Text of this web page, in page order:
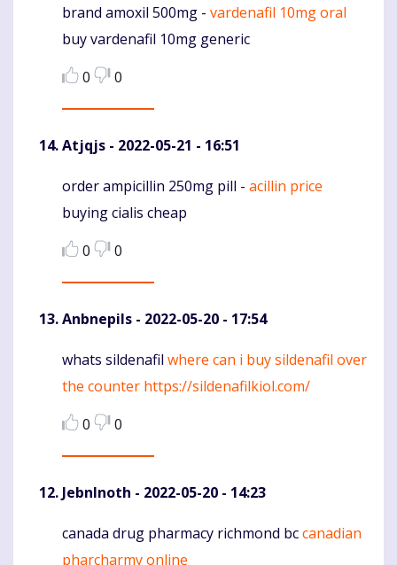
Komentaras
brand amoxil 500mg - vardenafil 10mg oral
buy vardenafil 10mg generic
0
0
Atjqjs - 2022-05-21 - 16:51
Komentaras
order ampicillin 250mg pill - acillin price
buying cialis cheap
0
0
Anbnepils - 2022-05-20 - 17:54
Komentaras
whats sildenafil where can i buy sildenafil over
the counter https://sildenafilkiol.com/
0
0
JebnInoth - 2022-05-20 - 14:23
Komentaras
canada drug pharmacy richmond bccanadian
pharcharmy online